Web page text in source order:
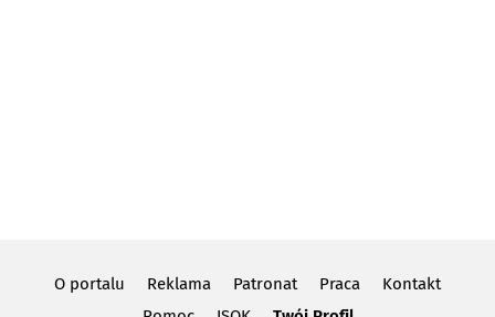
O portalu Reklama Patronat Praca
Kontakt